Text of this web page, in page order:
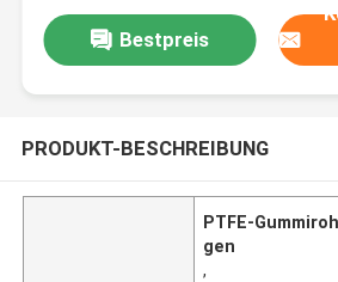
Bestpreis
PRODUKT-BESCHREIBUNG
PTFE-
gen
,